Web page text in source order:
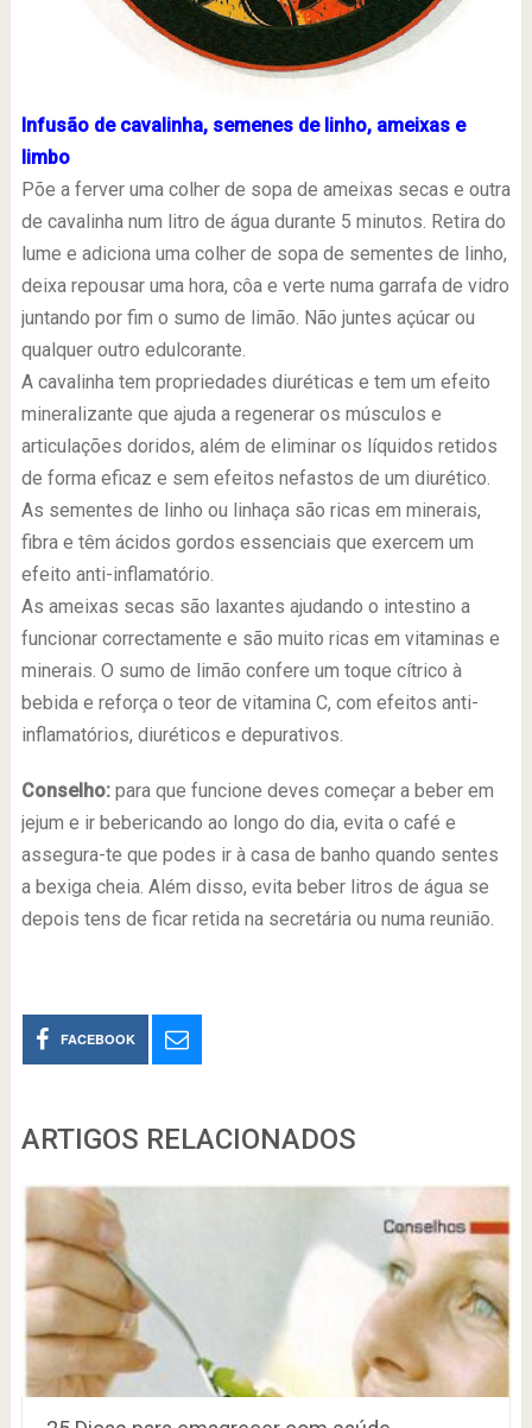
lnfusão de cavalinha, semenes de linho, ameixas e
limbo
Põe a ferver uma colher de sopa de ameixas secas e outra
de cavalinha num litro de água durante 5 minutos. Retira do
lume e adiciona uma colher de sopa de sementes de linho,
deixa repousar uma hora, côa e verte numa garrafa de vidro
juntando por fim o sumo de limão. Não juntes açúcar ou
qualquer outro edulcorante.
A cavalinha tem propriedades diuréticas e tem um efeito
mineralizante que ajuda a regenerar os músculos e
articulações doridos, além de eliminar os líquidos retidos
de forma eficaz e sem efeitos nefastos de um diurético.
As sementes de linho ou linhaça são ricas em minerais,
fibra e têm ácidos gordos essenciais que exercem um
efeito anti-inflamatório.
As ameixas secas são laxantes ajudando o intestino a
funcionar correctamente e são muito ricas em vitaminas e
minerais. O sumo de limão confere um toque cítrico à
bebida e reforça o teor de vitamina C, com efeitos anti-
inflamatórios, diuréticos e depurativos.
Conselho:para que funcione deves começar a beber em
jejum e ir bebericando ao longo do dia, evita o café e
assegura-te que podes ir à casa de banho quando sentes
a bexiga cheia. Além disso, evita beber litros de água se
depois tens de ficar retida na secretária ou numa reunião.
FACEBOOK
ARTIGOS RELACIONADOS